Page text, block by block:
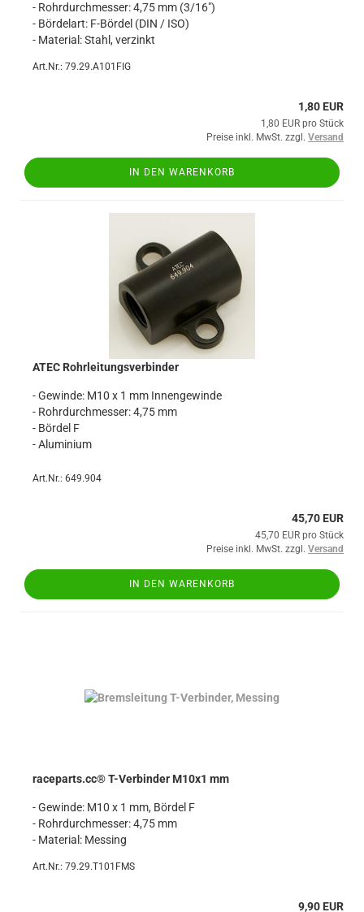
- Rohrdurchmesser: 4,75 mm (3/16")
- Bördelart: F-Bördel (DIN / ISO)
- Material: Stahl, verzinkt
Art.Nr.: 79.29.A101FIG
1,80 EUR
1,80 EUR pro Stück
Preise inkl. MwSt. zzgl. Versand
IN DEN WARENKORB
ATEC Rohrleitungsverbinder
- Gewinde: M10 x 1 mm Innengewinde
- Rohrdurchmesser: 4,75 mm
- Bördel F
- Aluminium
Art.Nr.: 649.904
45,70 EUR
45,70 EUR pro Stück
Preise inkl. MwSt. zzgl. Versand
IN DEN WARENKORB
raceparts.cc® T-Verbinder M10x1 mm
- Gewinde: M10 x 1 mm, Bördel F
- Rohrdurchmesser: 4,75 mm
- Material: Messing
Art.Nr.: 79.29.T101FMS
9,90 EUR